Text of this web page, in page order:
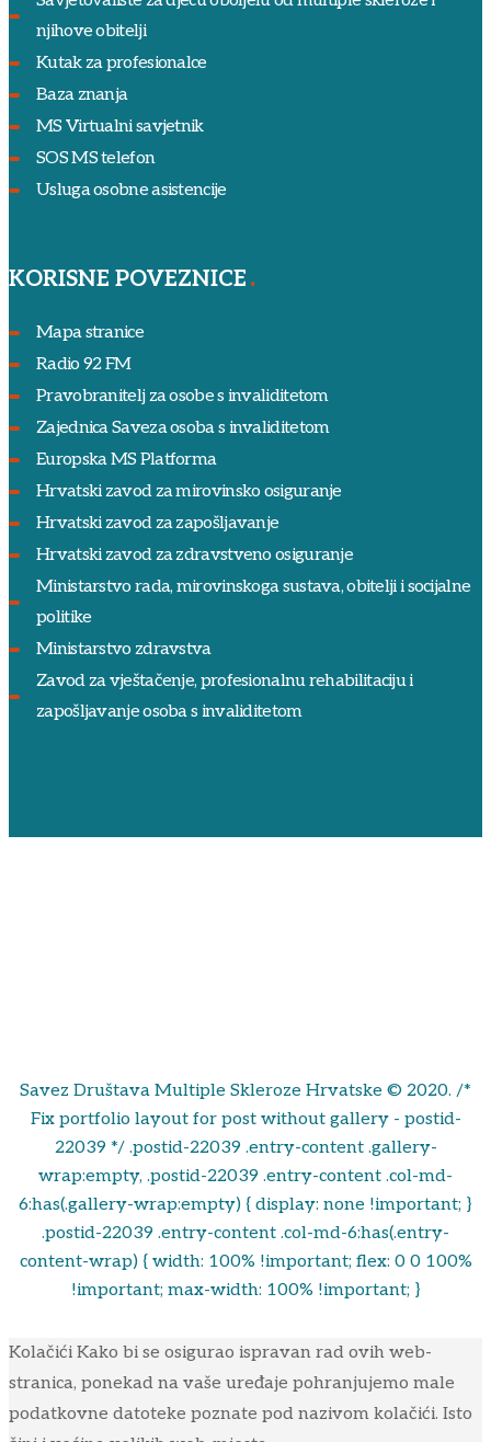
njihove obitelji
Kutak za profesionalce
Baza znanja
MS Virtualni savjetnik
SOS MS telefon
Usluga osobne asistencije
KORISNE POVEZNICE
Mapa stranice
Radio 92 FM
Pravobranitelj za osobe s invaliditetom
Zajednica Saveza osoba s invaliditetom
Europska MS Platforma
Hrvatski zavod za mirovinsko osiguranje
Hrvatski zavod za zapošljavanje
Hrvatski zavod za zdravstveno osiguranje
Ministarstvo rada, mirovinskoga sustava, obitelji i socijalne
politike
Ministarstvo zdravstva
Zavod za vještačenje, profesionalnu rehabilitaciju i
zapošljavanje osoba s invaliditetom
Savez Društava Multiple Skleroze Hrvatske © 2020. /*
Fix portfolio layout for post without gallery - postid-
22039 */ .postid-22039 .entry-content .gallery-
wrap:empty, .postid-22039 .entry-content .col-md-
6:has(.gallery-wrap:empty) { display: none !important; }
.postid-22039 .entry-content .col-md-6:has(.entry-
content-wrap) { width: 100% !important; flex: 0 0 100%
!important; max-width: 100% !important; }
Kolačići Kako bi se osigurao ispravan rad ovih web-
stranica, ponekad na vaše uređaje pohranjujemo male
podatkovne datoteke poznate pod nazivom kolačići. Isto